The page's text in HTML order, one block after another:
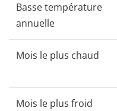
Basse température
annuelle
Mois le plus chaud
Mois le plus froid